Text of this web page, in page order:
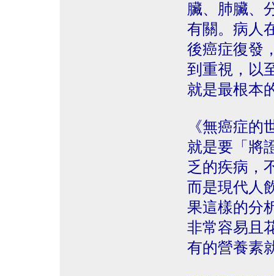
臟、肺臟、
有關。病人
後癌症復發
到重視，以
就是最根本
《無癌症
就是要「將
乏的疾病，
而是現代人
果這樣的分
非常容易且
有的營養素